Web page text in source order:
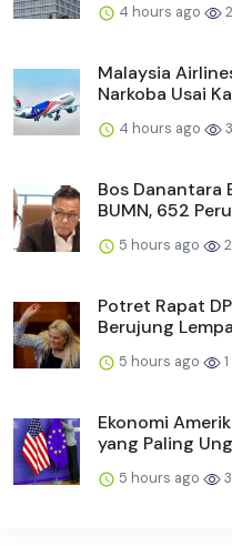
4 hours ago 2
Malaysia
Narkoba Usai
4 hours ago 3
Bos Danantara
BUMN, 652
5 hours ago 2
Potret Rapat
Berujung
5 hours ago 1
Ekonomi
yang Paling
5 hours ago 3